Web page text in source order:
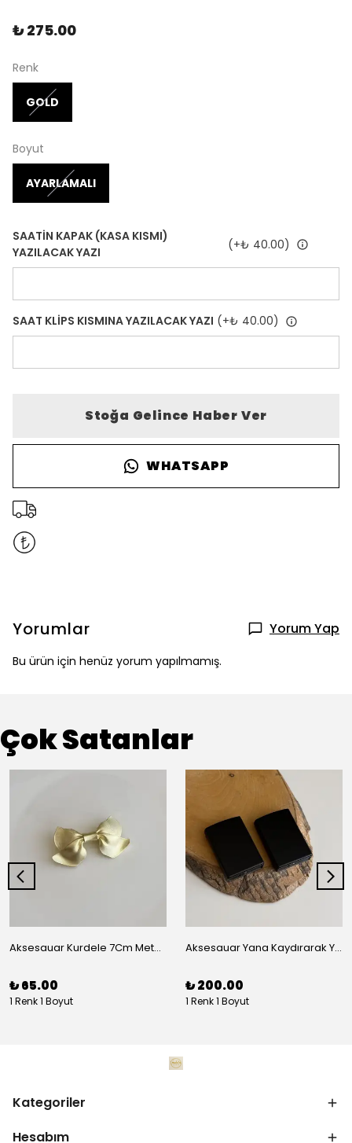
₺ 275.00
Renk
GOLD
Boyut
AYARLAMALI
SAATİN KAPAK (KASA KISMI)
YAZILACAK YAZI
(+₺ 40.00)
SAAT KLİPS KISMINA YAZILACAK YAZI (+₺ 40.00)
Stoğa Gelince Haber Ver
WHATSAPP
Yorumlar Yorum Yap
Bu ürün için henüz yorum yapılmamış.
Çok Satanlar
Aksesauar Kurdele 7Cm Metal Pens Toka
₺ 65.00
1 Renk 1 Boyut
Aksesauar Yana Kaydırarak Yanmalı Kum Siyah Çakmak
₺ 200.00
1 Renk 1 Boyut
Kategoriler
Hesabım